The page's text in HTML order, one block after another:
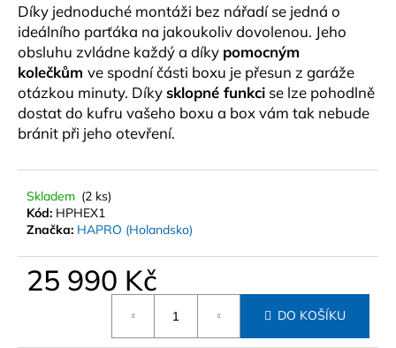
Díky jednoduché montáži bez nářadí se jedná o
ideálního parťáka na jakoukoliv dovolenou. Jeho
obsluhu zvládne každý a díky pomocným
kolečkům ve spodní části boxu je přesun z garáže
otázkou minuty. Díkysklopné funkci se lze pohodlně
dostat do kufru vašeho boxu a box vám tak nebude
bránit při jeho otevření.
Skladem (2 ks)
Kód: HPHEX1
Značka: HAPRO (Holandsko)
25 990 Kč
DO KOŠÍKU
PRO
AUTA
S
INTEGROVANÝMI
PODÉLNÍKY
122
CM
4
290